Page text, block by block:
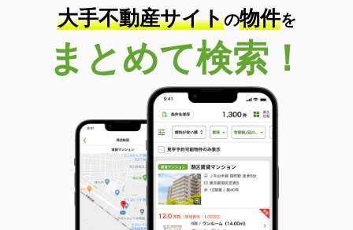
大手不動産サイトの物件を
まとめて検索！